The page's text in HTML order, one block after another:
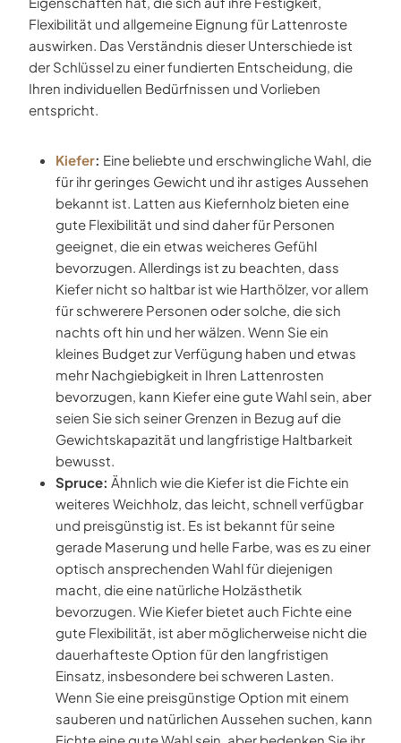
Flexibilität und allgemeine Eignung für Lattenroste
auswirken. Das Verständnis dieser Unterschiede ist
der Schlüssel zu einer fundierten Entscheidung, die
Ihren individuellen Bedürfnissen und Vorlieben
entspricht.
Kiefer: Eine beliebte und erschwingliche Wahl, die
für ihr geringes Gewicht und ihr astiges Aussehen
bekannt ist. Latten aus Kiefernholz bieten eine
gute Flexibilität und sind daher für Personen
geeignet, die ein etwas weicheres Gefühl
bevorzugen. Allerdings ist zu beachten, dass
Kiefer nicht so haltbar ist wie Harthölzer, vor allem
für schwerere Personen oder solche, die sich
nachts oft hin und her wälzen. Wenn Sie ein
kleines Budget zur Verfügung haben und etwas
mehr Nachgiebigkeit in Ihren Lattenrosten
bevorzugen, kann Kiefer eine gute Wahl sein, aber
seien Sie sich seiner Grenzen in Bezug auf die
Gewichtskapazität und langfristige Haltbarkeit
bewusst.
Spruce: Ähnlich wie die Kiefer ist die Fichte ein
weiteres Weichholz, das leicht, schnell verfügbar
und preisgünstig ist. Es ist bekannt für seine
gerade Maserung und helle Farbe, was es zu einer
optisch ansprechenden Wahl für diejenigen
macht, die eine natürliche Holzästhetik
bevorzugen. Wie Kiefer bietet auch Fichte eine
gute Flexibilität, ist aber möglicherweise nicht die
dauerhafteste Option für den langfristigen
Einsatz, insbesondere bei schweren Lasten.
Wenn Sie eine preisgünstige Option mit einem
sauberen und natürlichen Aussehen suchen, kann